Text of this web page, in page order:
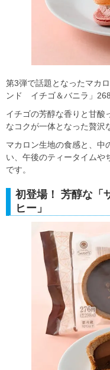
第3弾で話題となったマカ
ンド イチゴ＆バニラ」
イチゴの芳醇な香りと甘酸
なコクが一体となった贅沢
マカロン生地の食感と、中
い、午後のティータイムや
です。
初登場！ 芳醇な「
ヒー」